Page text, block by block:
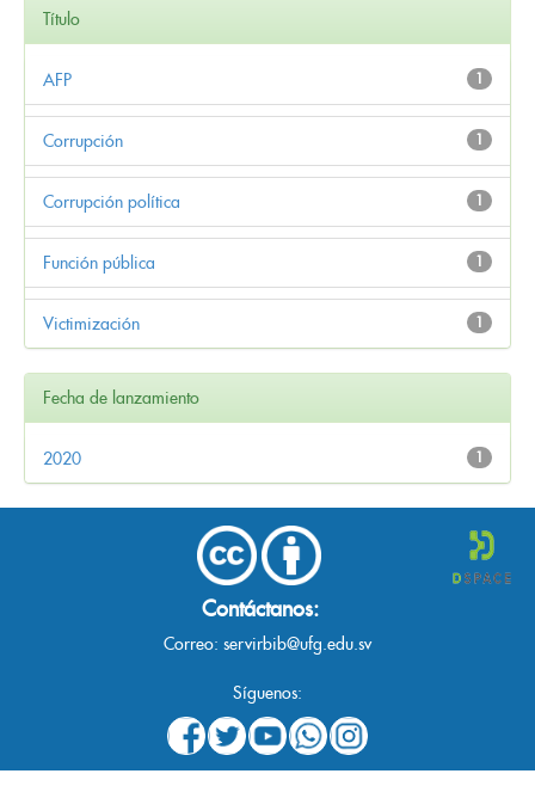
Título
1
AFP
1
Corrupción
1
Corrupción política
1
Función pública
1
Victimización
Fecha de lanzamiento
1
2020
Contáctanos:
Correo: servirbib@ufg.edu.sv
Síguenos: